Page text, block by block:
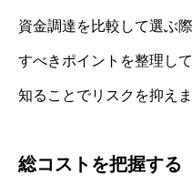
資金調達を比較して選ぶ
すべきポイントを整理し
知ることでリスクを抑えま
総コストを把握する